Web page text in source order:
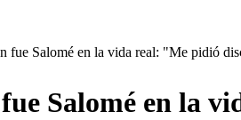
fue Salomé en la vida real: "Me pidió
Salomé en la